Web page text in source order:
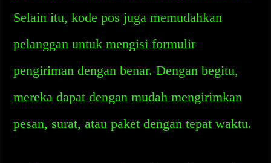
Selain itu, kode pos juga memudahkan
pelanggan untuk mengisi formulir
pengiriman dengan benar. Dengan begitu,
mereka dapat dengan mudah mengirimkan
pesan, surat, atau paket dengan tepat waktu.